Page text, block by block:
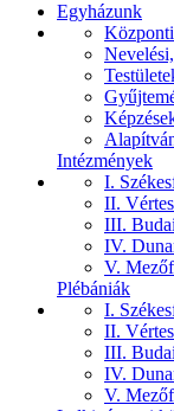
Egyházunk
Intézmények
I.
II.
III.
IV.
V.
Plébániák
I.
II.
III.
IV.
V.